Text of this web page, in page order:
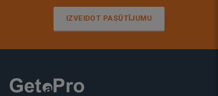
IZVEIDOT PASŪTĪJUMU